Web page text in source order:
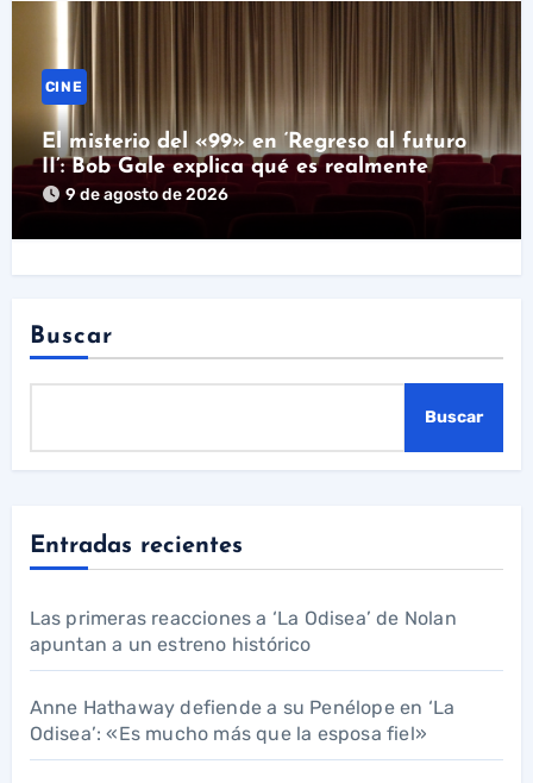
CINE
El misterio del «99» en ‘Regreso al futuro
II’: Bob Gale explica qué es realmente
9 de agosto de 2026
Buscar
Buscar
Entradas recientes
Las primeras reacciones a ‘La Odisea’ de Nolan
apuntan a un estreno histórico
Anne Hathaway defiende a su Penélope en ‘La
Odisea’: «Es mucho más que la esposa fiel»